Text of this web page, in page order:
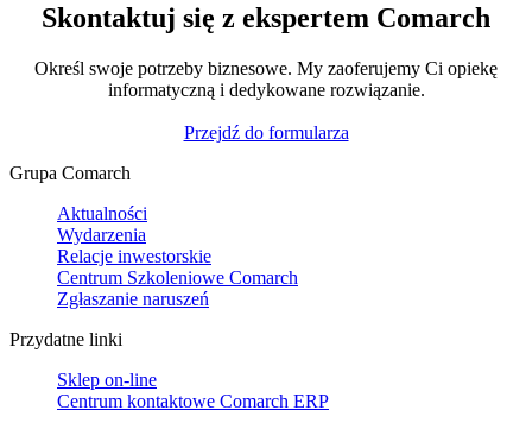
Skontaktuj się z ekspertem Comarch
Określ swoje potrzeby biznesowe. My zaoferujemy Ci opiekę
informatyczną i dedykowane rozwiązanie.
Przejdź do formularza
Grupa Comarch
Aktualności
Wydarzenia
Relacje inwestorskie
Centrum Szkoleniowe Comarch
Zgłaszanie naruszeń
Przydatne linki
Sklep on-line
Centrum kontaktowe Comarch ERP